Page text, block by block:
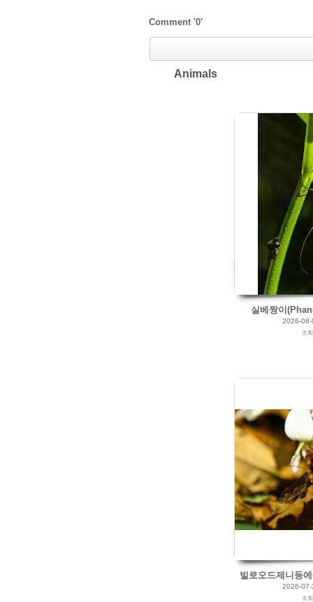
Comment '0'
Animals
실베짱이
2026-
조
갈매빛/崠駐
41Likes 0
빌로오드제니등
2026-
조